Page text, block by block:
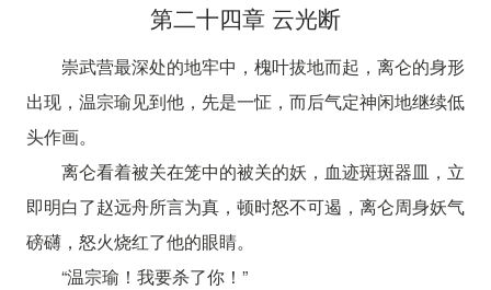
第二十四章 云光断
崇武营最深处的地牢中，槐叶拔地而起，离仑的身形
出现，温宗瑜见到他，先是一怔，而后气定神闲地继续低
头作画。
离仑看着被关在笼中的被关的妖，血迹斑斑器皿，立
即明白了赵远舟所言为真，顿时怒不可遏，离仑周身妖气
磅礴，怒火烧红了他的眼睛。
“温宗瑜！我要杀了你！”